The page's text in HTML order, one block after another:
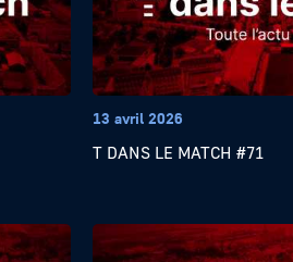
13 avril 2026
T DANS LE MATCH #71